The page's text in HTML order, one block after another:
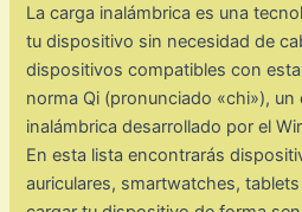
La carga inalámbrica es una
tu dispositivo sin necesidad de
dispositivos compatibles con
norma Qi (pronunciado «chi»), un
inalámbrica desarrollado por el
En esta lista encontrarás
auriculares, smartwatches,